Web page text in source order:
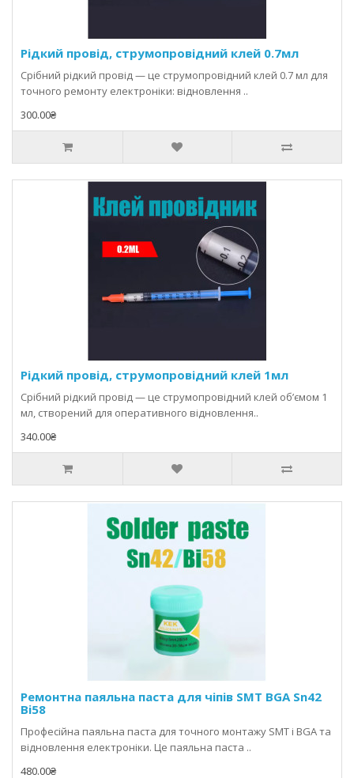
Рідкий провід, струмопровідний клей 0.7мл
Срібний рідкий провід — це струмопровідний клей 0.7 мл для
точного ремонту електроніки: відновлення ..
300.00₴
Рідкий провід, струмопровідний клей 1мл
Срібний рідкий провід — це струмопровідний клей об’ємом 1
мл, створений для оперативного відновлення..
340.00₴
Ремонтна паяльна паста для чіпів SMT BGA Sn42
Bi58
Професійна паяльна паста для точного монтажу SMT і BGA та
відновлення електроніки. Це паяльна паста ..
480.00₴